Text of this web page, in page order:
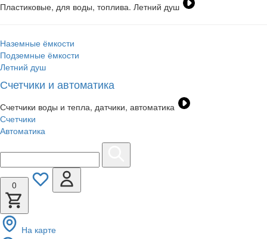
Пластиковые, для воды, топлива. Летний душ
Наземные ёмкости
Подземные ёмкости
Летний душ
Счетчики и автоматика
Счетчики воды и тепла, датчики, автоматика
Счетчики
Автоматика
0
На карте